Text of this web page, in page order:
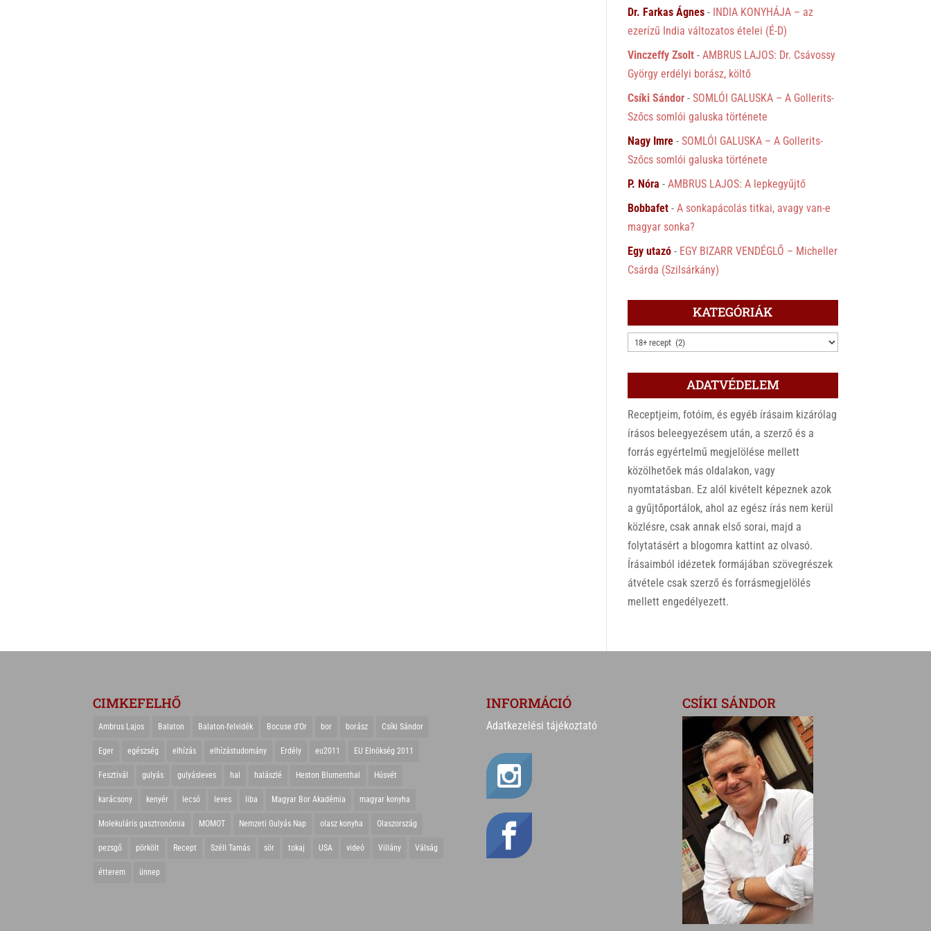
Dr. Farkas Ágnes - INDIA KONYHÁJA – az
ezerízű India változatos ételei (É-D)
Vinczeffy Zsolt -AMBRUS LAJOS: Dr. Csávossy
György erdélyi borász, költő
Csíki Sándor -SOMLÓI GALUSKA – A Gollerits-
Szőcs somlói galuska története
Nagy Imre -SOMLÓI GALUSKA – A Gollerits-
Szőcs somlói galuska története
P. Nóra -AMBRUS LAJOS: A lepkegyűjtő
Bobbafet -A sonkapácolás titkai, avagy van-e
magyar sonka?
Egy utazó - EGY BIZARR VENDÉGLŐ – Micheller
Csárda (Szilsárkány)
KATEGÓRIÁK
KATEGÓRIÁK
ADATVÉDELEM
Receptjeim, fotóim, és egyéb írásaim kizárólag
írásos beleegyezésem után, a szerző és a
forrás egyértelmű megjelölése mellett
közölhetőek más oldalakon, vagy
nyomtatásban. Ez alól kivételt képeznek azok
a gyűjtőportálok, ahol az egész írás nem kerül
közlésre, csak annak első sorai, majd a
folytatásért a blogomra kattint az olvasó.
Írásaimból idézetek formájában szövegrészek
átvétele csak szerző és forrásmegjelölés
mellett engedélyezett.
CIMKEFELHŐ
Ambrus Lajos Balaton Balaton-felvidék Bocuse d'Or bor borász Csíki Sándor
Eger egészség elhízás elhízástudomány Erdély eu2011 EU Elnökség 2011
Fesztivál gulyás gulyásleves hal halászlé Heston Blumenthal Húsvét
karácsony kenyér lecsó leves liba Magyar Bor Akadémia magyar konyha
Molekuláris gasztronómia MOMOT Nemzeti Gulyás Nap olasz konyha Olaszország
pezsgő pörkölt Recept Széll Tamás sör tokaj USA videó Villány Válság
étterem ünnep
INFORMÁCIÓ
Adatkezelési tájékoztató
CSÍKI SÁNDOR